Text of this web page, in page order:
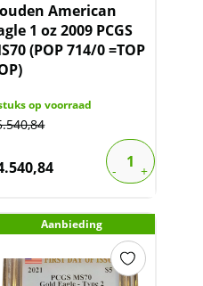
American
1 oz 2009 PCGS
(POP 714/0 =TOP
op voorraad
Aanbieding